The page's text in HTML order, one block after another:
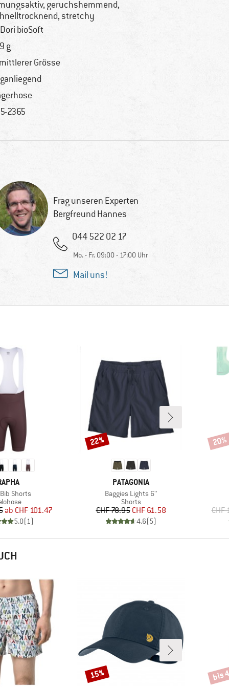
geruchshemmend,
stretchy
bioSoft
g
Grösse
2365
Frag unseren Experten
Bergfreund Hannes
044 522 02 17
Mo. - Fr. 09:00 - 17:00 Uhr
Mail uns!
Shorts
Preis
reduzierter Preis
ab CHF 101.47
5.0(1)
MARKE
PATAGONIA
Artikel
Baggies Lights 6''
Produktgruppe
Shorts
Preis
CHF 78.95reduzierter Preis
CHF 61.58
4.6(5)
Rabatt
22%
CHF
20%
Rabatt
15% bis